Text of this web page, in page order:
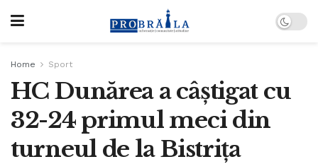
Home Sport
HC Dunărea a câștigat cu
32-24 primul meci din
turneul de la Bistrița